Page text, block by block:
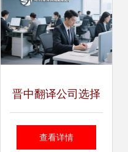
晋中翻译公司选择
交通文件翻译的规
查看详情